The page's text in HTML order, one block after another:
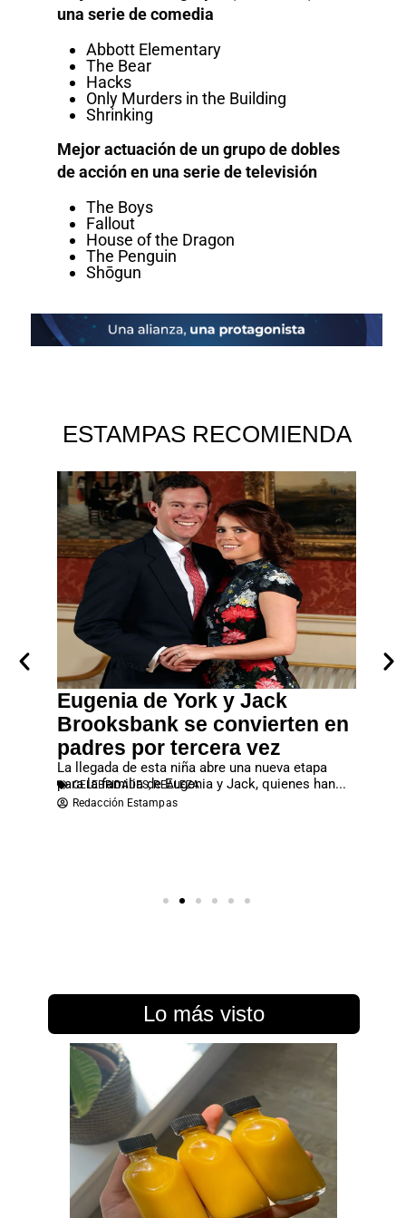
una serie de comedia
Abbott Elementary
The Bear
Hacks
Only Murders in the Building
Shrinking
Mejor actuación de un grupo de dobles
de acción en una serie de televisión
The Boys
Fallout
House of the Dragon
The Penguin
Shōgun
ESTAMPAS RECOMIENDA
Eugenia de York y Jack
Brooksbank se convierten en
padres por tercera vez
La llegada de esta niña abre una nueva etapa
para la familia de Eugenia y Jack, quienes han...
CELEBRIDADES,REALEZA
Redacción Estampas
Lo más visto